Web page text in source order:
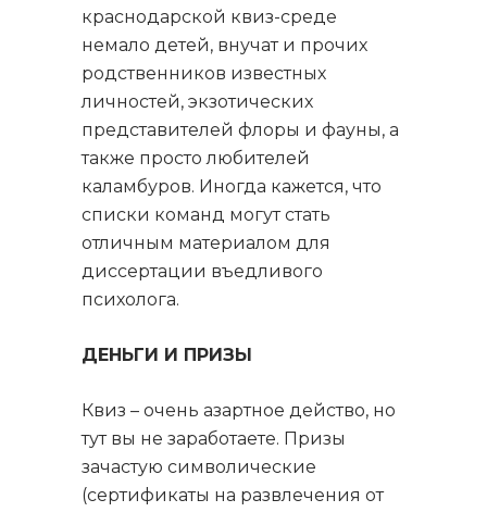
краснодарской квиз-среде
немало детей, внучат и прочих
родственников известных
личностей, экзотических
представителей флоры и фауны, а
также просто любителей
каламбуров. Иногда кажется, что
списки команд могут стать
отличным материалом для
диссертации въедливого
психолога.
ДЕНЬГИ И ПРИЗЫ
Квиз – очень азартное действо, но
тут вы не заработаете. Призы
зачастую символические
(сертификаты на развлечения от